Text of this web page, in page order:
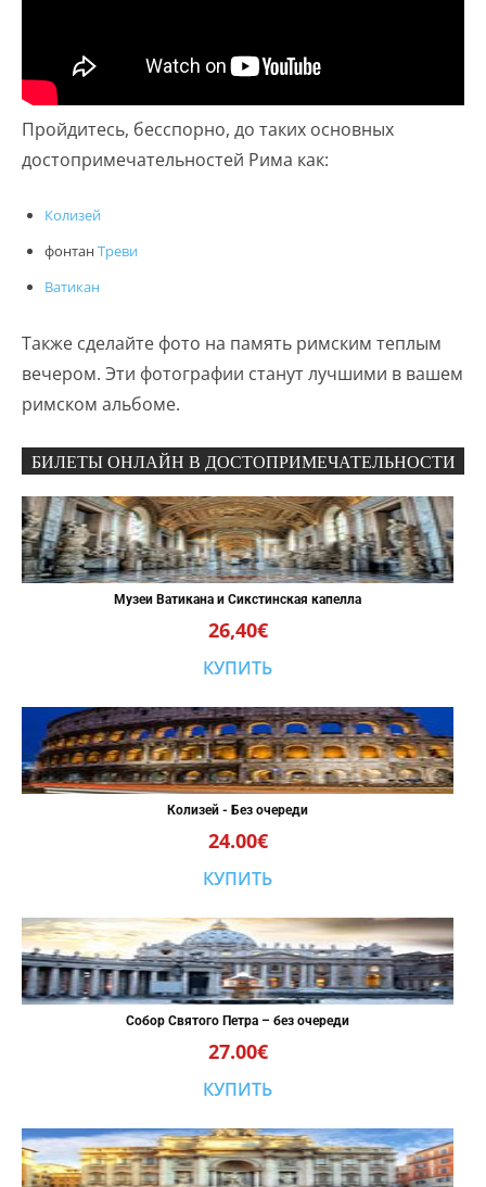
Пройдитесь, бесспорно, до таких основных
достопримечательностей Рима как:
Колизей
фонтан Треви
Ватикан
Также сделайте фото на память римским теплым
вечером. Эти фотографии станут лучшими в вашем
римском альбоме.
БИЛЕТЫ ОНЛАЙН В ДОСТОПРИМЕЧАТЕЛЬНОСТИ
Музеи Ватикана и Сикстинская капелла
26,40€
КУПИТЬ
Колизей - Без очереди
24.00€
КУПИТЬ
Собор Святого Петра – без очереди
27.00€
КУПИТЬ